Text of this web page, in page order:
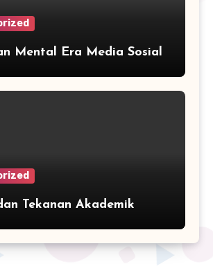
Mental Era Media Sosial
Tekanan Akademik